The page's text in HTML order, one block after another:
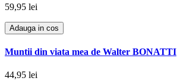
59,95 lei
Adauga in cos
Muntii din viata mea de Walter BONATTI
44,95 lei